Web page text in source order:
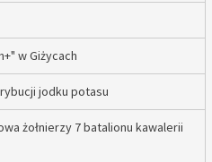
w Giżycach
jodku potasu
żołnierzy 7 batalionu kawalerii